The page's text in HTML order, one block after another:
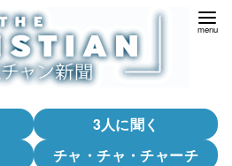
3人に聞く
チャ・チャ・チャーチ